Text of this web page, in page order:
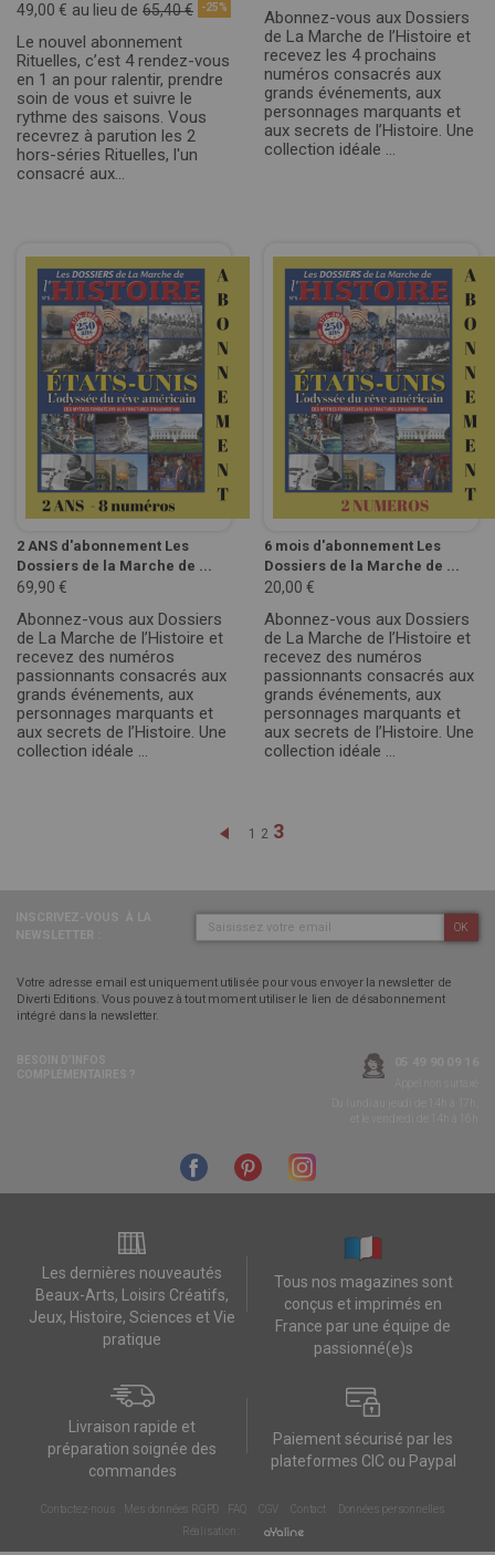
49,00 € au lieu de 65,40 € -25%
Le nouvel abonnement
Rituelles, c’est 4 rendez-vous
en 1 an pour ralentir, prendre
soin de vous et suivre le
rythme des saisons. Vous
recevrez à parution les 2
hors-séries Rituelles, l'un
consacré aux...
Abonnez-vous aux Dossiers
de La Marche de l’Histoire et
recevez les 4 prochains
numéros consacrés aux
grands événements, aux
personnages marquants et
aux secrets de l’Histoire. Une
collection idéale ...
2 ANS d'abonnement Les
Dossiers de la Marche de ...
69,90 €
Abonnez-vous aux Dossiers
de La Marche de l’Histoire et
recevez des numéros
passionnants consacrés aux
grands événements, aux
personnages marquants et
aux secrets de l’Histoire. Une
collection idéale ...
6 mois d'abonnement Les
Dossiers de la Marche de ...
20,00 €
Abonnez-vous aux Dossiers
de La Marche de l’Histoire et
recevez des numéros
passionnants consacrés aux
grands événements, aux
personnages marquants et
aux secrets de l’Histoire. Une
collection idéale ...
Page
Précédent
Page
1 Page
2 Vous lisez actuellement
3
OK
Votre adresse email est uniquement utilisée pour vous envoyer la newsletter de
Diverti Editions. Vous pouvez à tout moment utiliser le lien de désabonnement
intégré dans la newsletter.
Les dernières nouveautés
Beaux-Arts, Loisirs Créatifs,
Jeux, Histoire, Sciences et Vie
pratique
Tous nos magazines sont
conçus et imprimés en
France par une équipe de
passionné(e)s
Livraison rapide et
préparation soignée des
commandes
Paiement sécurisé par les
plateformes CIC ou Paypal
Contactez-nous Mes données RGPD FAQ CGV Contact
Données personnelles
Réalisation :